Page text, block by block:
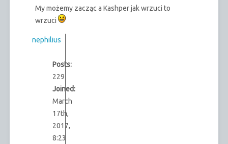
My możemy zacząc a Kashper jak wrzuci to
wrzuci
nephilius
Posts:
229
Joined:
March
17th,
2017,
8:23